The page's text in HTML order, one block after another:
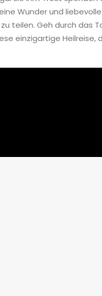
Wunder und
teilen. Geh durch das
einzigartige Heilreise,